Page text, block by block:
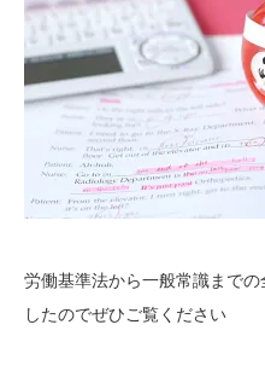
労働基準法から一般常識まで
したのでぜひご覧ください